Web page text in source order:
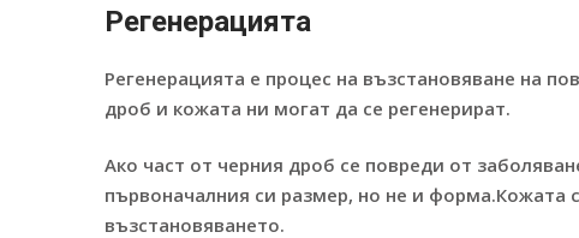
Регенерацията
Регенерацията е процес на възстановяване на
дроб и кожата ни могат да се регенерират.
Ако част от черния дроб се повреди от
първоначалния си размер, но не и форма.Кожата
възстановяването.